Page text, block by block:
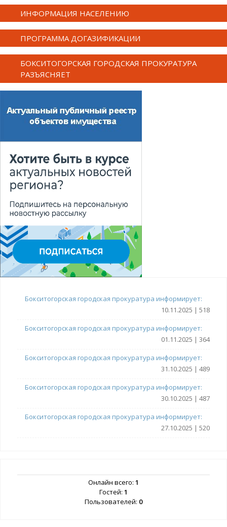
ИНФОРМАЦИЯ НАСЕЛЕНИЮ
ПРОГРАММА ДОГАЗИФИКАЦИИ
БОКСИТОГОРСКАЯ ГОРОДСКАЯ ПРОКУРАТУРА
РАЗЪЯСНЯЕТ
Бокситогорская городская прокуратура информирует:
10.11.2025 | 518
Бокситогорская городская прокуратура информирует:
01.11.2025 | 364
Бокситогорская городская прокуратура информирует:
31.10.2025 | 489
Бокситогорская городская прокуратура информирует:
30.10.2025 | 487
Бокситогорская городская прокуратура информирует:
27.10.2025 | 520
Онлайн всего: 1
Гостей: 1
Пользователей: 0